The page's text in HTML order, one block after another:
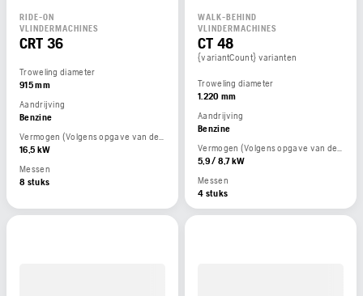
RIDE-ON
VLINDERMACHINES
CRT 36
Troweling diameter
915 mm
Aandrijving
Benzine
Vermogen (Volgens opgave van de motorfabrikant)
16,5 kW
Messen
8 stuks
WALK-BEHIND
VLINDERMACHINES
CT 48
{variantCount} varianten
Troweling diameter
1.220 mm
Aandrijving
Benzine
Vermogen (Volgens opgave van de motorfabrikant)
5,9 / 8,7 kW
Messen
4 stuks